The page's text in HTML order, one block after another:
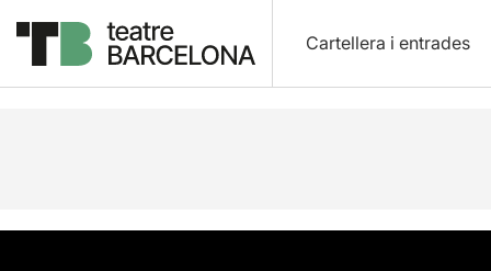
Cartellera i entrades
Descripció Horaris Fitxa artística Info